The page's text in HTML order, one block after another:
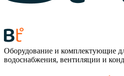
Оборудование и комплектующие
водоснабжения, вентиляции и